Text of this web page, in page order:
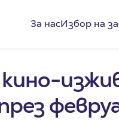
За насИзбор на